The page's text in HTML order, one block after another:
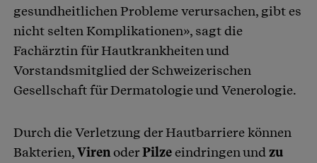
gesundheitlichen Probleme verursachen, gibt es
nicht selten Komplikationen», sagt die
Fachärztin für Hautkrankheiten und
Vorstandsmitglied der Schweizerischen
Gesellschaft für Dermatologie und Venerologie.
Durch die Verletzung der Hautbarriere können
Bakterien,VirenoderPilzeeindringen undzu